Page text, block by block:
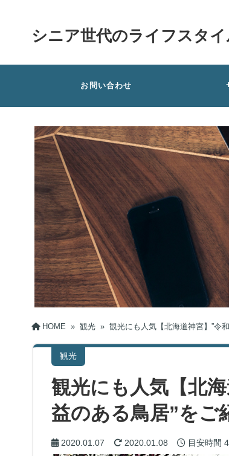
シニア世代のライフスタ
お問い合わせ
HOME » 観光 » 観光にも人気【北海道神宮】”令
観光
観光にも人気【北
益のある鳥居”をご
2020.01.07 2020.01.08 目安時間